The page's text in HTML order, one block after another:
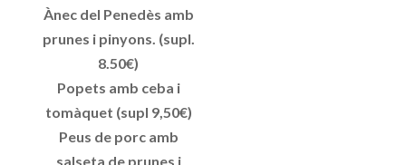
Ànec del Penedès amb
prunes i pinyons. (supl.
8.50€)
Popets amb ceba i
tomàquet (supl 9,50€)
Peus de porc amb
salseta de prunes i